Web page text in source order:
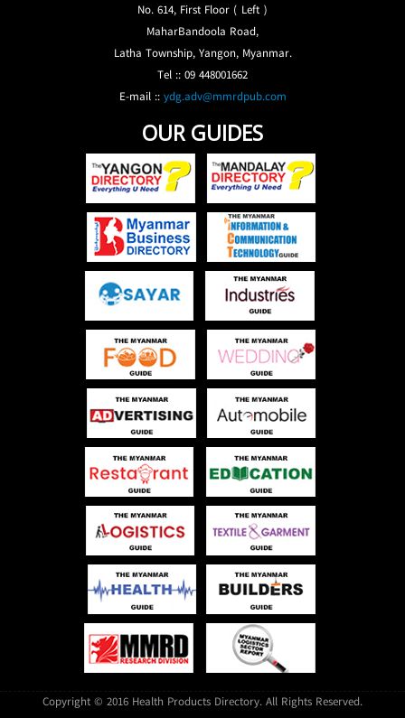
No. 614, First Floor ( Left )
MaharBandoola Road,
Latha Township, Yangon, Myanmar.
Tel :: 09 448001662
E-mail ::ydg.adv@mmrdpub.com
OUR GUIDES
Copyright © 2016 Health Products Directory. All Rights Reserved.